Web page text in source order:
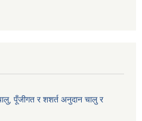
पूँजीगत र शशर्त अनुदान चालु र